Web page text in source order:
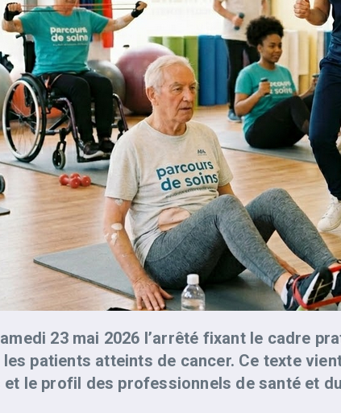
23 mai 2026 l’arrêté fixant le cadre
patients atteints de cancer. Ce texte
le profil des professionnels de santé et